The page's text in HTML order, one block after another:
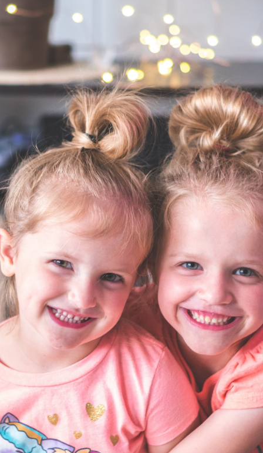
Unohtuiko salasana?
KIRJAUDU SISÄÄN
Etkö ole vielä Varhaiskasvatuksen Tietopalvelun
jäsen?
Liity tästä!